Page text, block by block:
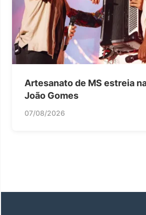
Artesanato de MS estreia
João Gomes
07/08/2026